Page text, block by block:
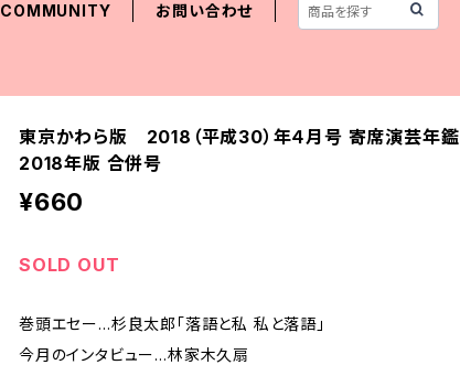
COMMUNITY お問い合わせ
東京かわら版 2018（平成30）年４月号 寄席演芸年鑑
2018年版 合併号
¥660
SOLD OUT
巻頭エセー…杉良太郎「落語と私 私と落語」
今月のインタビュー…林家木久扇